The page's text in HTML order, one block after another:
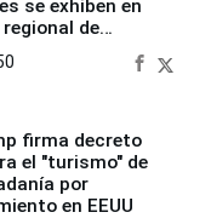
se exhiben en
de
firma decreto
el "turismo" de
por
en EEUU